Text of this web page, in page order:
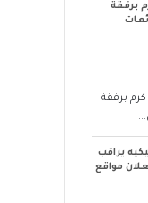
برفقة
كرم برفقة
يراقب
مواقع